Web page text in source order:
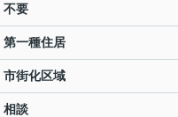
不要
第一種住居
市街化区域
相談